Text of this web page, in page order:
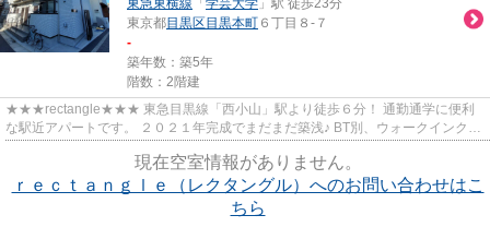
東急東横線 「 学芸大学 」駅 徒歩23分
東京都目黒区 目黒本町 ６丁目８-７
-
築年数：築5年
階数：2階建
★★★rectangle★★★ 東急目黒線「西小山」駅より徒歩６分！ 通勤通学に便利
な駅近アパートです。 ２０２１年完成でまだまだ築浅♪ BT別、ウォークインクロ
現在空室情報がありません。
ｒｅｃｔａｎｇｌｅ（レクタングル）へのお問い合わせはこ
ちら